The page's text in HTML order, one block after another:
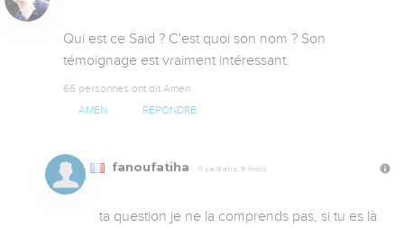
Qui est ce Saïd ? C'est quoi son nom ? Son
témoignage est vraiment intéressant.
66 personnes ont dit Amen
AMEN RÉPONDRE
fanoufatiha Il y a 9 ans, 9 mois
ta question je ne la comprends pas, si tu es là